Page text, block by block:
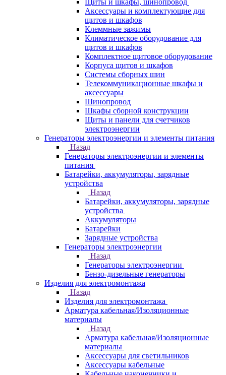
Щиты и шкафы, шинопровод
Аксессуары и комплектующие для
щитов и шкафов
Клеммные зажимы
Климатическое оборудование для
щитов и шкафов
Комплектное щитовое оборудование
Корпуса щитов и шкафов
Системы сборных шин
Телекоммуникационные шкафы и
аксессуары
Шинопровод
Шкафы сборной конструкции
Щиты и панели для счетчиков
электроэнергии
Генераторы электроэнергии и элементы питания
Назад
Генераторы электроэнергии и элементы
питания
Батарейки, аккумуляторы, зарядные
устройства
Назад
Батарейки, аккумуляторы, зарядные
устройства
Аккумуляторы
Батарейки
Зарядные устройства
Генераторы электроэнергии
Назад
Генераторы электроэнергии
Бензо-дизельные генераторы
Изделия для электромонтажа
Назад
Изделия для электромонтажа
Арматура кабельная/Изоляционные
материалы
Назад
Арматура кабельная/Изоляционные
материалы
Аксессуары для светильников
Аксессуары кабельные